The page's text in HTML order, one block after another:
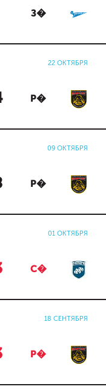
З�
22 ОКТЯБРЯ
Р�
09 ОКТЯБРЯ
Р�
01 ОКТЯБРЯ
С�
18 СЕНТЯБРЯ
Р�